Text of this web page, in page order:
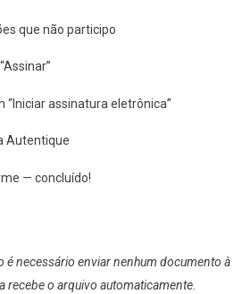
que não participo
“Iniciar assinatura eletrônica”
Autentique
— concluído!
é necessário enviar nenhum documento à
recebe o arquivo automaticamente.